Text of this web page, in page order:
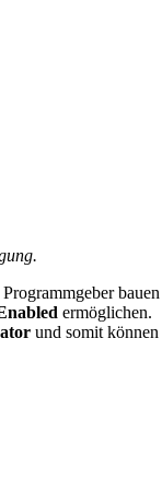
ermöglichen.
und somit